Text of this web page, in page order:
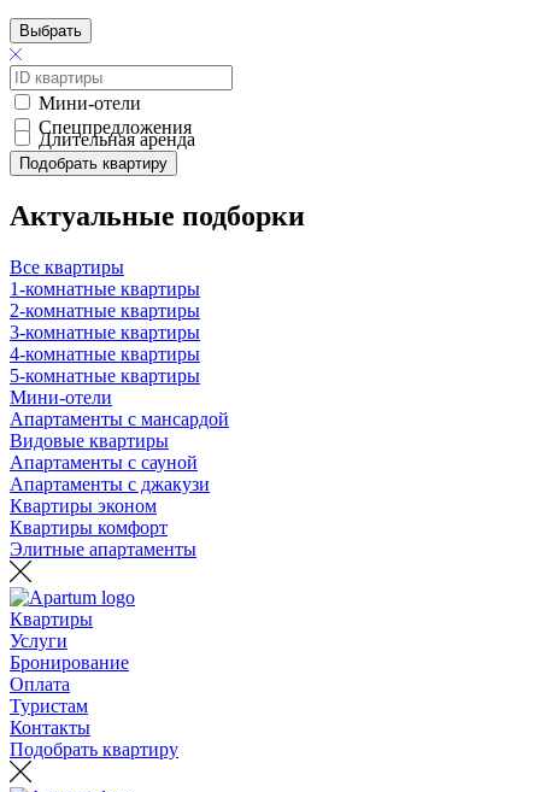
Выбрать
Мини-отели
Спецпредложения
Длительная аренда
Подобрать квартиру
Актуальные подборки
Все квартиры
1-комнатные квартиры
2-комнатные квартиры
3-комнатные квартиры
4-комнатные квартиры
5-комнатные квартиры
Мини-отели
Апартаменты с мансардой
Видовые квартиры
Апартаменты с сауной
Апартаменты с джакузи
Квартиры эконом
Квартиры комфорт
Элитные апартаменты
Квартиры
Услуги
Бронирование
Оплата
Туристам
Контакты
Подобрать квартиру